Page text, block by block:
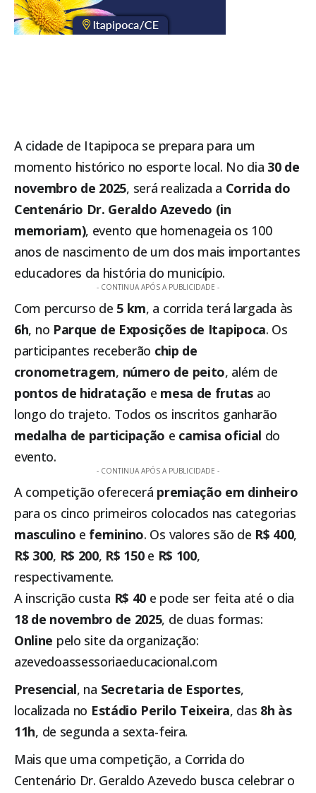
A cidade de Itapipoca se prepara para um
momento histórico no esporte local. No dia 30 de
novembro de 2025, será realizada a Corrida do
Centenário Dr. Geraldo Azevedo (in
memoriam), evento que homenageia os 100
anos de nascimento de um dos mais importantes
educadores da história do município.
- CONTINUA APÓS A PUBLICIDADE -
Com percurso de 5 km, a corrida terá largada às
6h, no Parque de Exposições de Itapipoca. Os
participantes receberão chip de
cronometragem, número de peito, além de
pontos de hidratação e mesa de frutasao
longo do trajeto. Todos os inscritos ganharão
medalha de participação e camisa oficial do
evento.
- CONTINUA APÓS A PUBLICIDADE -
A competição oferecerá premiação em dinheiro
para os cinco primeiros colocados nas categorias
masculino e feminino. Os valores são de R$ 400,
R$ 300, R$ 200, R$ 150e R$ 100,
respectivamente.
A inscrição custa R$ 40 e pode ser feita até o dia
18 de novembro de 2025, de duas formas:
Online pelo site da organização:
azevedoassessoriaeducacional.com
Presencial, na Secretaria de Esportes,
localizada no Estádio Perilo Teixeira, das 8h às
11h, de segunda a sexta-feira.
Mais que uma competição, a Corrida do
Centenário Dr. Geraldo Azevedo busca celebrar o